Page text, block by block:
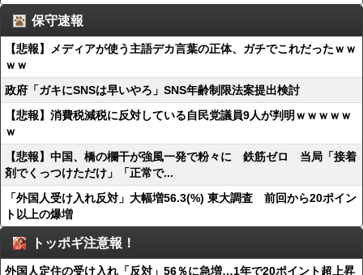
保守速報
【悲報】メディアが使う主語デカ言葉の正体、ガチでこれだったｗｗ
ｗｗ
政府「ガキにSNSは早いやろ」SNS年齢制限法案提出検討
【悲報】消費税減税に反対している自民党議員9人が判明ｗｗｗｗｗ
ｗ
【悲報】中国、橋の欄干が強風一発で粉々に 鉄筋ゼロ 当局「接着
剤でくっつけただけ」「正常で...
「外国人受け入れ反対」大幅増56.3(%) 東大調査 前回から20ポイン
ト以上の爆増
トッポギ注意報！
外国人定住の受け入れ「反対」56％に急増…1年で20ポイント超上昇